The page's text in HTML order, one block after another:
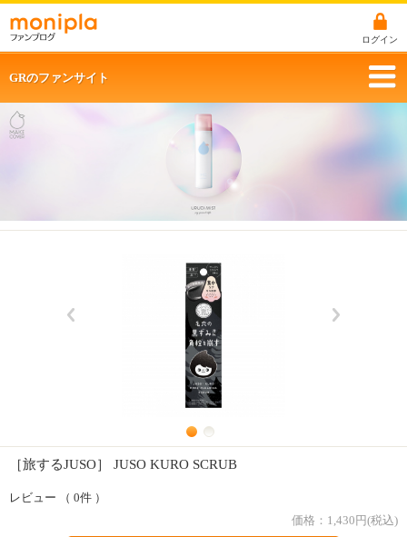
ログイン
GRのファンサイト
［旅するJUSO］ JUSO KURO SCRUB
レビュー （ 0件 ）
価格： 1,430円(税込)